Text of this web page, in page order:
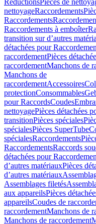
RéductionsPièces de
nettoyageRaccordements
Raccordements
Raccordements à emboîter
transition sur d’autres
détachées pour
raccordementPièces
raccordementManchons de
Manchons de
raccordementAccessoires
protectionConsommables
pour RaccordsCoudes
nettoyagePièces détachées
transitionPièces spéciales
spécialesPièces SuperTube
spécialesRaccordements
RaccordementsRaccords
détachées pour
d’autres matériauxPièces
d’autres matériaux
Assemblages filetés
aux appareilsPièces
appareilsCoudes de
raccordementManchons de
Manchons de raccordement